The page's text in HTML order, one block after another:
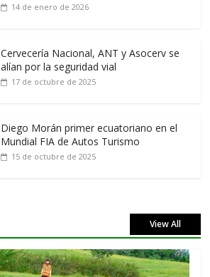
14 de enero de 2026
Cervecería Nacional, ANT y Asocerv se
alían por la seguridad vial
17 de octubre de 2025
Diego Morán primer ecuatoriano en el
Mundial FIA de Autos Turismo
15 de octubre de 2025
View All